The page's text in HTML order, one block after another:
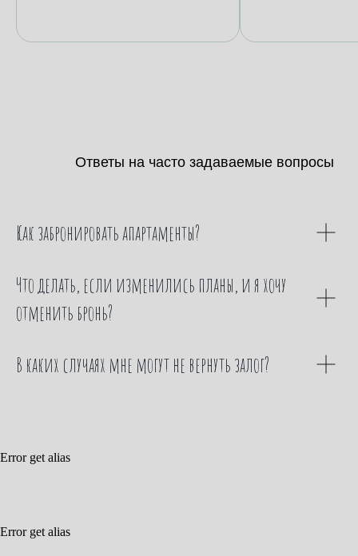
Ответы на часто задаваемые вопросы
Как забронировать апартаменты?
Что делать, если изменились планы, и я хочу
отменить бронь?
В каких случаях мне могут не вернуть залог?
Error get alias
Error get alias